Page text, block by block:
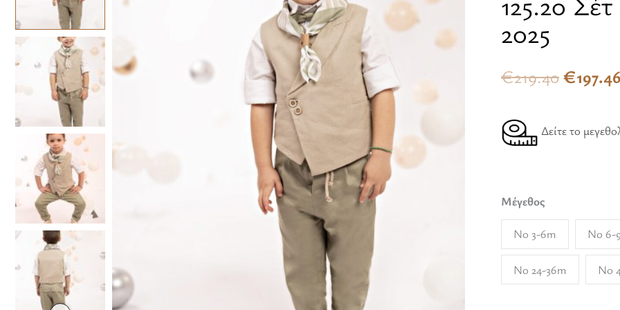
2025
€219.40
was:
€197.46
Δείτε το
Μέγεθος
Νο 3-6m Νο 6-
Νο 24-36m Νο
Baby
Bloom
ποσότητα